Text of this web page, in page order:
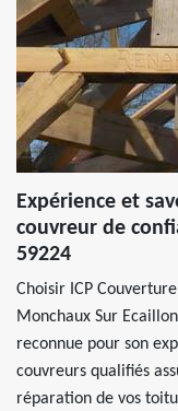
Expérience et
couvreur de
59224
Choisir ICP
Monchaux Sur
reconnue pour son
couvreurs qualifiés
réparation de vos